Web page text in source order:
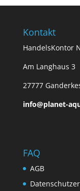
Kontakt
HandelsKontor
Am Langhaus 3
27777
info@planet-
FAQ
AGB